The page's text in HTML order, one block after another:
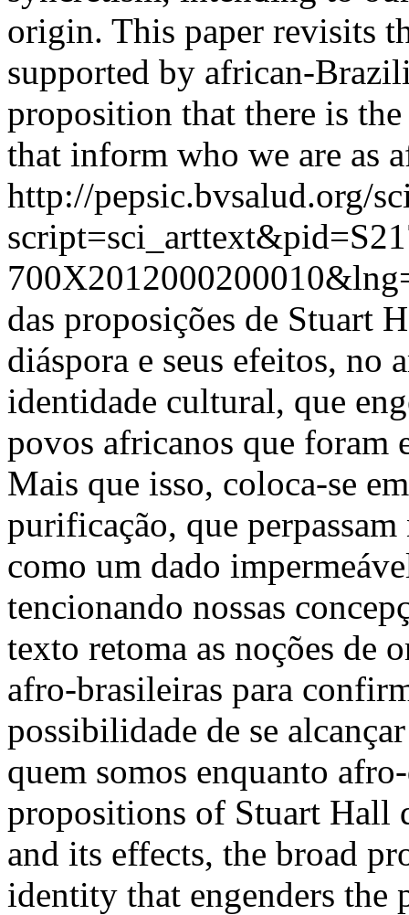
origin. This paper revisits
supported by african-
proposition that there is
that inform who we are as
http://pepsic.bvsalud.org/
das proposições de Stuart
diáspora e seus efeitos, no
identidade cultural, que
povos africanos que
Mais que isso, coloca-se
purificação, que
como um dado
tencionando nossas
texto retoma as noções de
afro-brasileiras para
possibilidade de se
quem somos enquanto
propositions of Stuart Hall
and its effects, the broad
identity that engenders